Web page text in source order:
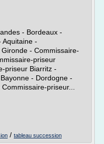
- Bordeaux -
Aquitaine -
- Commissaire-
priseur
priseur Biarritz -
- Dordogne -
priseur...
/ tableau succession